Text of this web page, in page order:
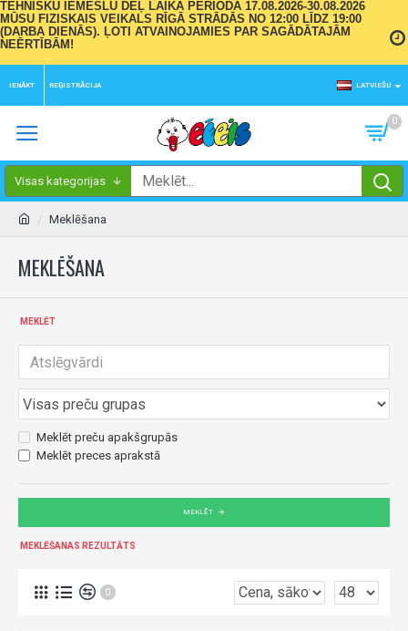
TEHNISKU IEMESLU DĒĻ LAIKA PERIODĀ 17.08.2026-30.08.2026
MŪSU FIZISKAIS VEIKALS RĪGĀ STRĀDĀS NO 12:00 LĪDZ 19:00
(DARBA DIENĀS). ĻOTI ATVAINOJAMIES PAR SAGĀDĀTAJĀM
NEĒRTĪBĀM!
IENĀKT REĢISTRĀCIJA LATVIEŠU
0
Visas kategorijas
Meklēšana
MEKLĒŠANA
MEKLĒT
Meklēt preču apakšgrupās
Meklēt preces aprakstā
MEKLĒT
MEKLĒŠANAS REZULTĀTS
0